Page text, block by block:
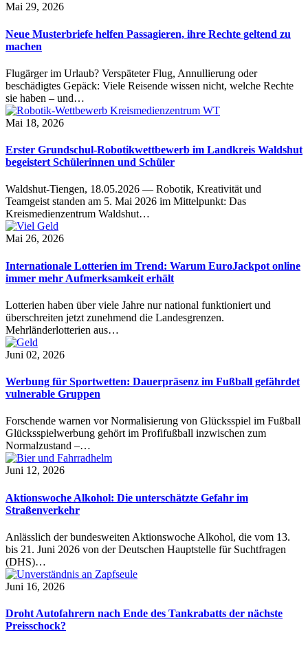
Mai 29, 2026
Neue Musterbriefe helfen Passagieren, ihre Rechte geltend zu
machen
Flugärger im Urlaub? Verspäteter Flug, Annullierung oder
beschädigtes Gepäck: Viele Reisende wissen nicht, welche Rechte
sie haben – und…
Mai 18, 2026
Erster Grundschul-Robotikwettbewerb im Landkreis Waldshut
begeistert Schülerinnen und Schüler
Waldshut-Tiengen, 18.05.2026 — Robotik, Kreativität und
Teamgeist standen am 5. Mai 2026 im Mittelpunkt: Das
Kreismedienzentrum Waldshut…
Mai 26, 2026
Internationale Lotterien im Trend: Warum EuroJackpot online
immer mehr Aufmerksamkeit erhält
Lotterien haben über viele Jahre nur national funktioniert und
überschreiten jetzt zunehmend die Landesgrenzen.
Mehrländerlotterien aus…
Juni 02, 2026
Werbung für Sportwetten: Dauerpräsenz im Fußball gefährdet
vulnerable Gruppen
Forschende warnen vor Normalisierung von Glücksspiel im Fußball
Glücksspielwerbung gehört im Profifußball inzwischen zum
Normalzustand –…
Juni 12, 2026
Aktionswoche Alkohol: Die unterschätzte Gefahr im
Straßenverkehr
Anlässlich der bundesweiten Aktionswoche Alkohol, die vom 13.
bis 21. Juni 2026 von der Deutschen Hauptstelle für Suchtfragen
(DHS)…
Juni 16, 2026
Droht Autofahrern nach Ende des Tankrabatts der nächste
Preisschock?